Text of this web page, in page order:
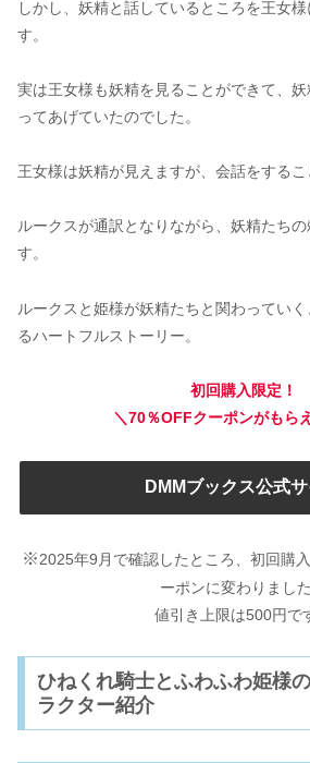
しかし、妖精と話しているところを王女
す。
実は王女様も妖精を見ることができて、
ってあげていたのでした。
王女様は妖精が見えますが、会話をするこ
ルークスが通訳となりながら、妖精たち
す。
ルークスと姫様が妖精たちと関わってい
るハートフルストーリー。
初回購入限定！
＼70％OFFクーポンがもら
DMMブックス公式サ
※2025年9月で確認したところ、初回購
ーポンに変わりました
値引き上限は500円で
ひねくれ騎士とふわふわ姫様
ラクター紹介